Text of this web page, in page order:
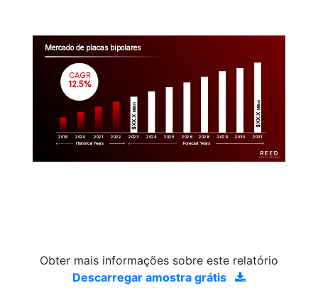
Mercado de placas bipolares
2019 2020 2021 2022 2023 2024 2025 2026 2028 2029 2030 2031
$XX.X
Million
$XX.X
Million
CAGR
12.5%
Historical Years Forecast Years
Obter mais informações sobre este relatório
Descarregar amostra grátis